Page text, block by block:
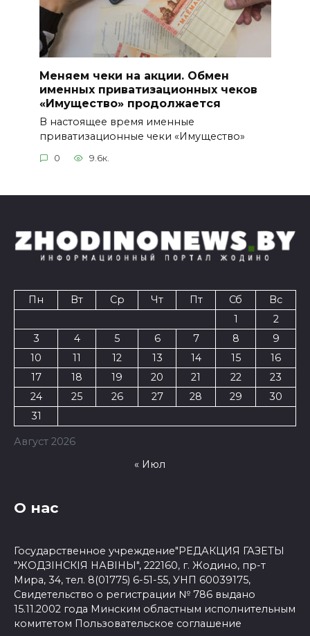
Меняем чеки на акции. Обмен
именных приватизационных чеков
«Имущество» продолжается
В настоящее время именные
приватизационные чеки «Имущество»
0 9.6к.
Август 2026
Пн Вт Ср Чт Пт Сб
Вс
1
2
3
4 5 6 7 8
9
10
11 12 13 14 15
16
17
18 19 20 21 22
23
24
25 26 27 28 29
30
31
« Июл
О нас
Государственное учреждение"РЕДАКЦИЯ ГАЗЕТЫ
"ЖОДЗІНСКІЯ НАВІНЫ", 222160, г. Жодино, пр-т
Мира, 34, тел. 8(01775) 6-51-55, УНП 60039175,
Свидетельство о регистрации № 786 выдано
15.11.2002 года Минским областным исполнительным
комитетом Пользовательское соглашение